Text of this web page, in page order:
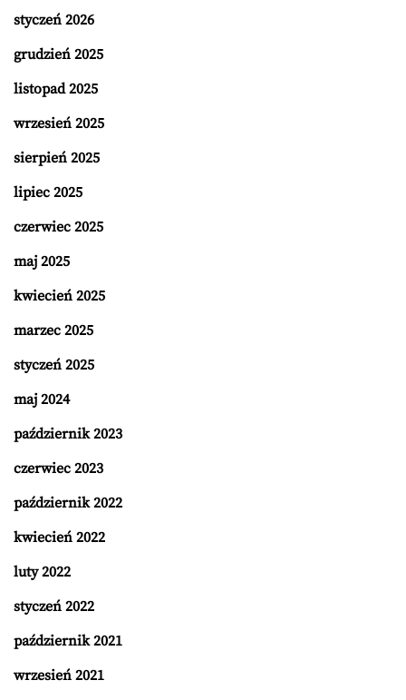
styczeń 2026
grudzień 2025
listopad 2025
wrzesień 2025
sierpień 2025
lipiec 2025
czerwiec 2025
maj 2025
kwiecień 2025
marzec 2025
styczeń 2025
maj 2024
październik 2023
czerwiec 2023
październik 2022
kwiecień 2022
luty 2022
styczeń 2022
październik 2021
wrzesień 2021